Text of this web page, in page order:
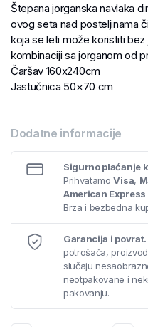
Štepana jorganska navlaka
ovog seta nad posteljinama
koja se leti može koristiti bez
kombinaciji sa jorganom od
Čaršav 160x240cm
Jastučnica 50×70 cm
Dodatne informacije
Sigurno plaćanje
PrihvatamoVisa,
American Express
Brza i bezbedna
Garancija i povrat.
potrošača,
slučaju
neotpakovane i
pakovanju.